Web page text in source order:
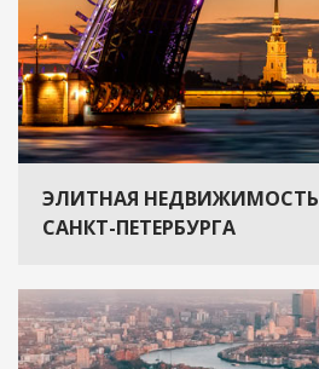
ЭЛИТНАЯ НЕДВИЖИМОСТЬ
САНКТ-ПЕТЕРБУРГА